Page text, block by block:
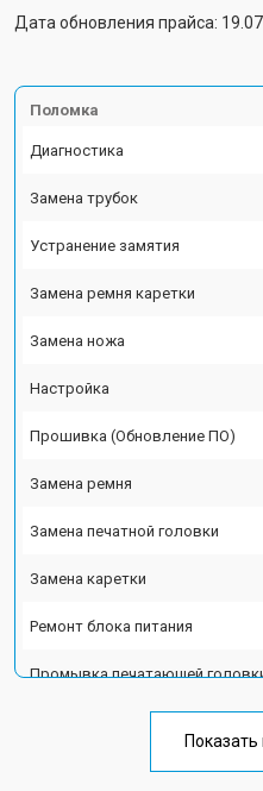
Дата обновления прайса:
Поломка
Диагностика
Замена трубок
Устранение замятия
Замена ремня каретки
Замена ножа
Настройка
Прошивка (Обновление ПО)
Замена ремня
Замена печатной головки
Замена каретки
Ремонт блока питания
Промывка печатающей